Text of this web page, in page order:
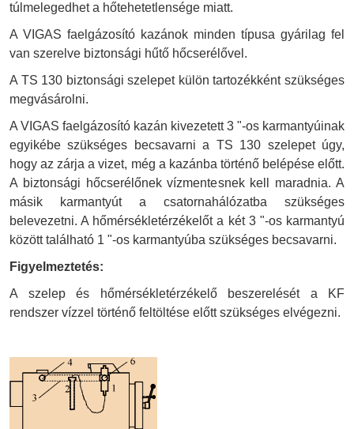
túlmelegedhet a hőtehetetlensége miatt.
A VIGAS faelgázosító kazánok minden típusa gyárilag fel
van szerelve biztonsági hűtő hőcserélővel.
A TS 130 biztonsági szelepet külön tartozékként szükséges
megvásárolni.
A VIGAS faelgázosító kazán kivezetett 3 "-os karmantyúinak
egyikébe szükséges becsavarni a TS 130 szelepet úgy,
hogy az zárja a vizet, még a kazánba történő belépése előtt.
A biztonsági hőcserélőnek vízmentesnek kell maradnia. A
másik karmantyút a csatornahálózatba szükséges
belevezetni. A hőmérsékletérzékelőt a két 3 "-os karmantyú
között található 1 "-os karmantyúba szükséges becsavarni.
Figyelmeztetés:
A szelep és hőmérsékletérzékelő beszerelését a KF
rendszer vízzel történő feltöltése előtt szükséges elvégezni.